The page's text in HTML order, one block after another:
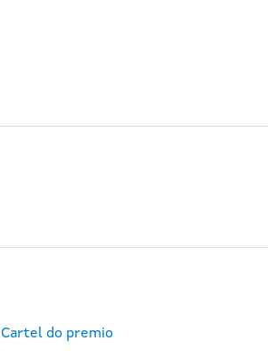
Cartel do premio